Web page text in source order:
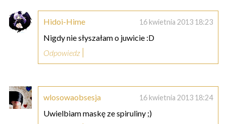
Hidoi-Hime 16 kwietnia 2013 18:23
Nigdy nie słyszałam o juwicie :D
Odpowiedz
wlosowaobsesja 16 kwietnia 2013 18:24
Uwielbiam maskę ze spiruliny ;)